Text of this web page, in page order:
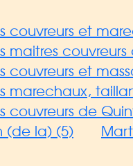
couvreurs et
maitres
et
de
(de la) (5)